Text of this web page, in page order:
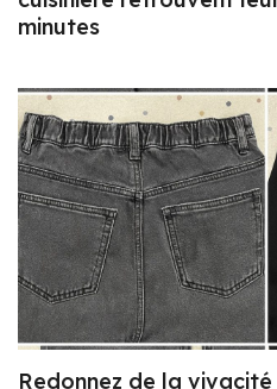
minutes
Redonnez de la